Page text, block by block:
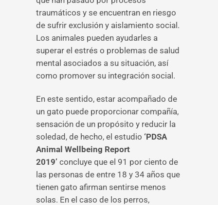
traumáticos y se encuentran en riesgo
de sufrir exclusión y aislamiento social.
Los animales pueden ayudarles a
superar el estrés o problemas de salud
mental asociados a su situación, así
como promover su integración social.
En este sentido, estar acompañado de
un gato puede proporcionar compañía,
sensación de un propósito y reducir la
soledad, de hecho, el estudio ‘PDSA
Animal Wellbeing Report
2019’ concluye que el 91 por ciento de
las personas de entre 18 y 34 años que
tienen gato afirman sentirse menos
solas. En el caso de los perros,